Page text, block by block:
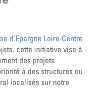
d’Epargne Loire-Centre
cette initiative vise à
des projets
à des structures ou
localisés sur notre